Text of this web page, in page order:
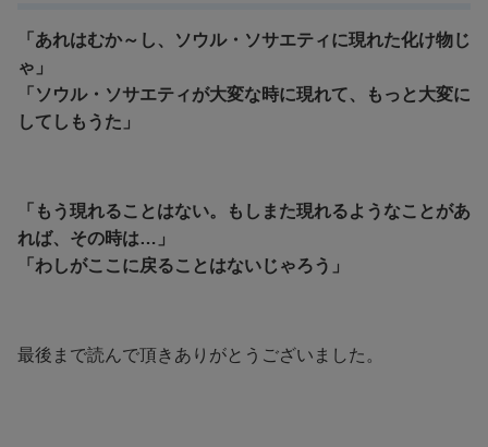
「あれはむか～し、ソウル・ソサエティに現れた化け物じ
ゃ」
「ソウル・ソサエティが大変な時に現れて、もっと大変に
してしもうた」
「もう現れることはない。もしまた現れるようなことがあ
れば、その時は…」
「わしがここに戻ることはないじゃろう」
最後まで読んで頂きありがとうございました。